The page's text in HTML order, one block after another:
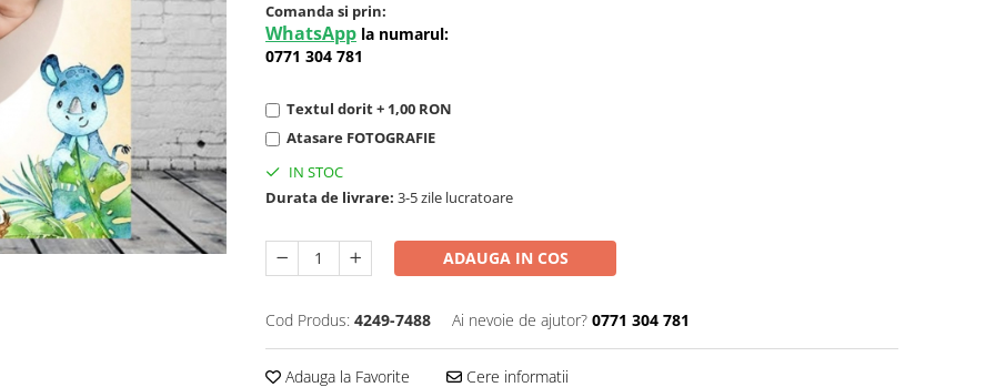
Comanda si prin:
WhatsApp la numarul:
0771 304 781
Textul dorit + 1,00 RON
Atasare FOTOGRAFIE
IN STOC
Durata de livrare: 3-5 zile lucratoare
ADAUGA IN COS
Cod Produs: 4249-7488 Ai nevoie de ajutor? 0771 304 781
Adauga la Favorite Cere informatii